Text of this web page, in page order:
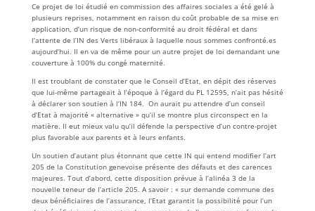
Ce projet de loi étudié en commission des affaires sociales a été gelé à
plusieurs reprises, notamment en raison du coût probable de sa mise en
application, d’un risque de non-conformité au droit fédéral et dans
l’attente de l’IN des Verts libéraux à laquelle nous sommes confronté.es
aujourd’hui. Il en va de même pour un autre projet de loi demandant une
couverture à 100% du congé maternité.
Il est troublant de constater que le Conseil d’Etat, en dépit des réserves
que lui-même partageait à l’époque à l’égard du PL 12595, n’ait pas hésité
à déclarer son soutien à l’IN 184. On aurait pu attendre d’un conseil
d’Etat à majorité « alternative » qu’il se montre plus circonspect en la
matière. Il eut mieux valu qu’il défende la perspective d’un contre-projet
plus favorable aux parents et à leurs enfants.
Un soutien d’autant plus étonnant que cette IN qui entend modifier l’art
205 de la Constitution genevoise présente des défauts et des carences
majeures. Tout d’abord, cette disposition prévue à l’alinéa 3 de la
nouvelle teneur de l’article 205. A savoir : « sur demande commune des
deux bénéficiaires de l’assurance, l’Etat garantit la possibilité pour l’un